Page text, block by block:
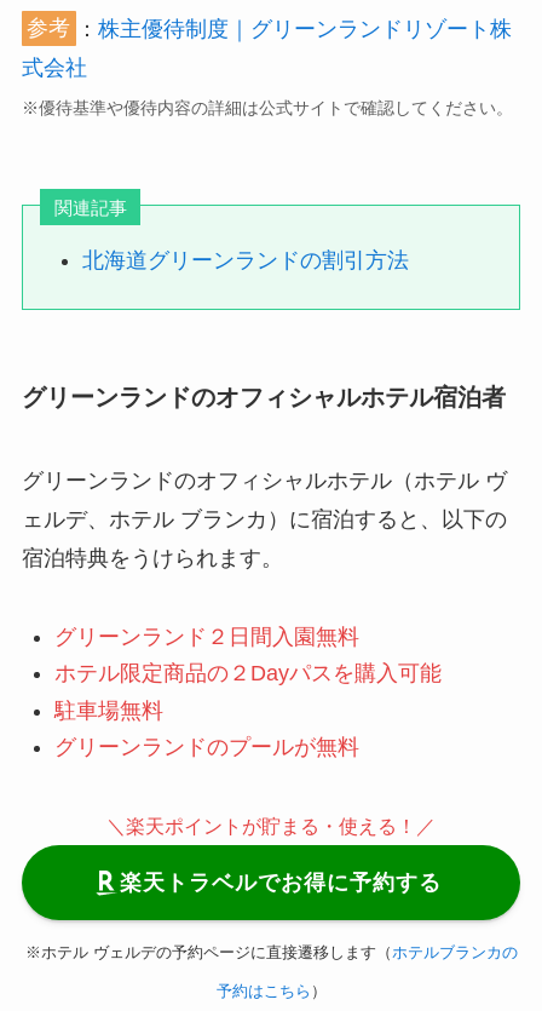
参考 ： 株主優待制度｜グリーンランドリゾート株
式会社
※優待基準や優待内容の詳細は公式サイトで確認してください。
関連記事
北海道グリーンランドの割引方法
グリーンランドのオフィシャルホテル宿泊者
グリーンランドのオフィシャルホテル（ホテル ヴ
ェルデ、ホテル ブランカ）に宿泊すると、以下の
宿泊特典をうけられます。
グリーンランド２日間入園無料
ホテル限定商品の２Dayパスを購入可能
駐車場無料
グリーンランドのプールが無料
＼楽天ポイントが貯まる・使える！／
楽天トラベルでお得に予約する
※ホテル ヴェルデの予約ページに直接遷移します（ ホテルブランカの
予約はこちら ）